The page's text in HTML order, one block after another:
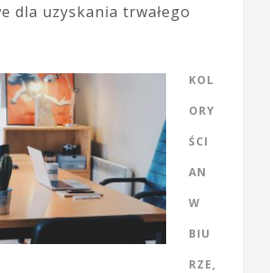
dla uzyskania trwałego
KOL
ORY
ŚCI
AN
W
BIU
RZE,